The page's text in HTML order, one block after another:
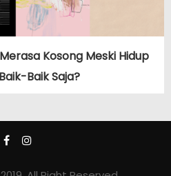
Kosong Meski Hidup
Baik Saja?